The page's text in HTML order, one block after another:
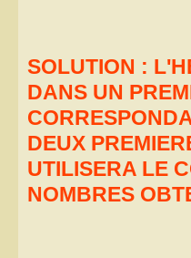
SOLUTION :
DANS UN
DEUX
UTILISERA LE
NOMBRES